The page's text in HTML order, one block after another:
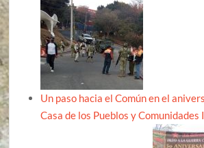
Un paso hacia el Común en el
Casa de los Pueblos y Comunidades